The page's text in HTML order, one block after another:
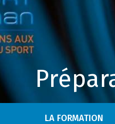
LA FORMATION